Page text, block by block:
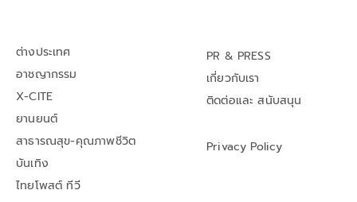
ต่างประเทศ
อาชญากรรม
X-CITE
ยานยนต์
สาธารณสุข-คุณภาพชีวิต
บันเทิง
ไทยโพสต์ ทีวี
PR & PRESS
เกี่ยวกับเรา
ติดต่อและ สนับสนุน
Privacy Policy